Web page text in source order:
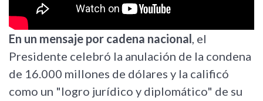
En un mensaje por cadena nacional, el
Presidente celebró la anulación de la condena
de 16.000 millones de dólares y la calificó
como un "logro jurídico y diplomático" de su